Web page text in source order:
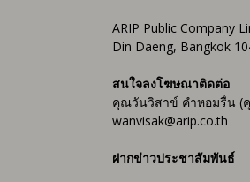
ARIP Public Company
Din Daeng, Bangkok
สนใจลงโฆษณาติดต่อ
คุณวันวิสาข์ คำหอมรื่น (
wanvisak@arip.co.th
ฝากข่าวประชาสัมพันธ์